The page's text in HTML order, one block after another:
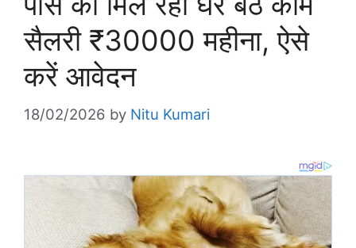
सैलरी ₹30000 महीना, ऐसे
करें आवेदन
18/02/2026 by Nitu Kumari